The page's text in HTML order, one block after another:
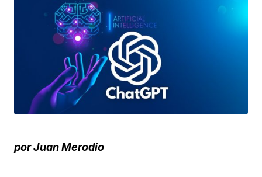
por Juan Merodio